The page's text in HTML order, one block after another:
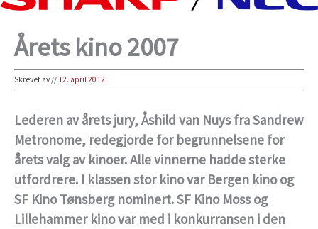
Årets kino 2007
Skrevet av// 12. april 2012
Lederen av årets jury, Åshild van Nuys fra Sandrew
Metronome, redegjorde for begrunnelsene for
årets valg av kinoer. Alle vinnerne hadde sterke
utfordrere. I klassen stor kino var Bergen kino og
SF Kino Tønsberg nominert. SF Kino Moss og
Lillehammer kino var med i konkurransen i den